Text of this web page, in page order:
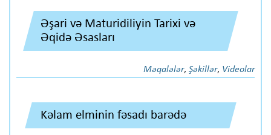
Əşari və Maturidiliyin Tarixi və
Əqidə Əsasları
Məqalələr, Şəkillər, Videolar
Kəlam elminin fəsadı barədə